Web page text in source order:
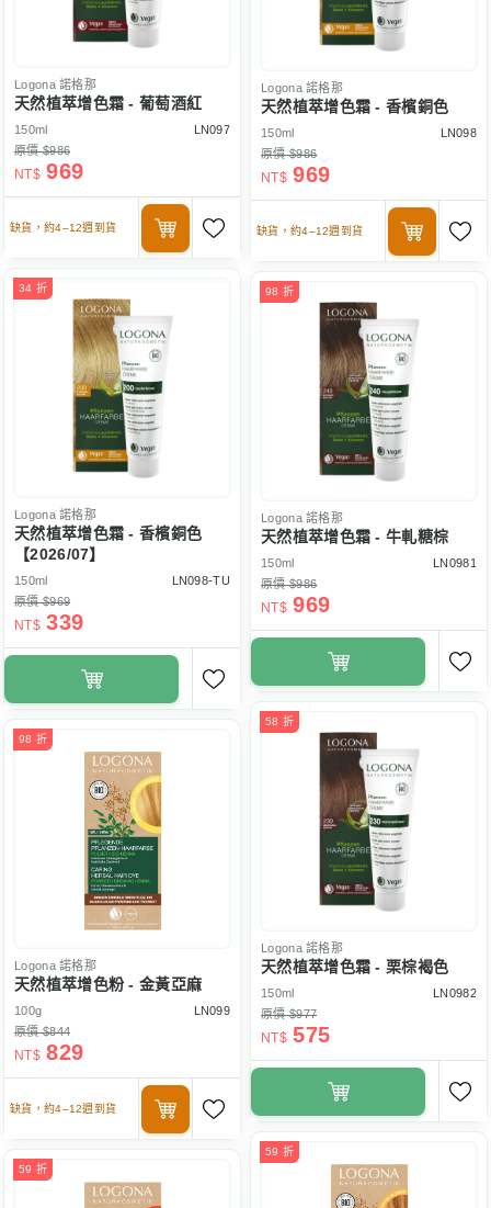
Logona諾格那
天然植萃增色霜 - 葡萄酒紅
150ml
LN097
原價 $986
NT$ 969
缺貨，約4–12週到貨
Logona諾格那
天然植萃增色霜 - 香檳銅色
150ml
LN098
原價 $986
NT$ 969
缺貨，約4–12週到貨
34 折
Logona諾格那
天然植萃增色霜 - 香檳銅色
【2026/07】
150ml
LN098-TU
原價 $969
NT$ 339
98 折
Logona諾格那
天然植萃增色霜 - 牛軋糖棕
150ml
LN0981
原價 $986
NT$ 969
58 折
Logona諾格那
天然植萃增色霜 - 栗棕褐色
150ml
LN0982
原價 $977
NT$ 575
98 折
Logona諾格那
天然植萃增色粉 - 金黃亞麻
100g
LN099
原價 $844
NT$ 829
缺貨，約4–12週到貨
59 折
59 折